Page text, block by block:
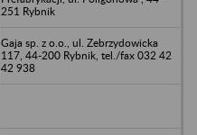
251 Rybnik
Gaja sp. z o.o., ul. Zebrzydowicka
117, 44-200 Rybnik, tel./fax 032 42
42 938